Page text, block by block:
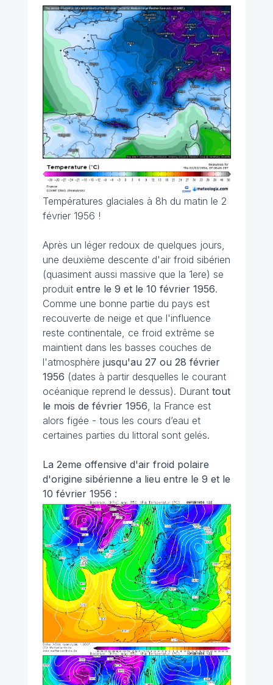
Températures glaciales à 8h du matin le 2
février 1956 !
Après un léger redoux de quelques jours,
une deuxième descente d'air froid sibérien
(quasiment aussi massive que la 1ere) se
produit entre le 9 et le 10 février 1956.
Comme une bonne partie du pays est
recouverte de neige et que l'influence
reste continentale, ce froid extrême se
maintient dans les basses couches de
l'atmosphère jusqu'au 27 ou 28 février
1956 (dates à partir desquelles le courant
océanique reprend le dessus). Durant tout
le mois de février 1956, la France est
alors figée - tous les cours d’eau et
certaines parties du littoral sont gelés.
La 2eme offensive d'air froid polaire
d'origine sibérienne a lieu entre le 9 et le
10 février 1956 :